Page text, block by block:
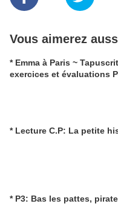
Vous aimerez
* Emma à Paris ~
exercices et évaluations
* Lecture C.P: La petite
* P3: Bas les pattes,